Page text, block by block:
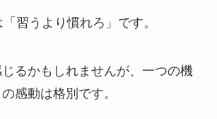
習うより慣れろ」です。
るかもしれませんが、一つの機
感動は格別です。